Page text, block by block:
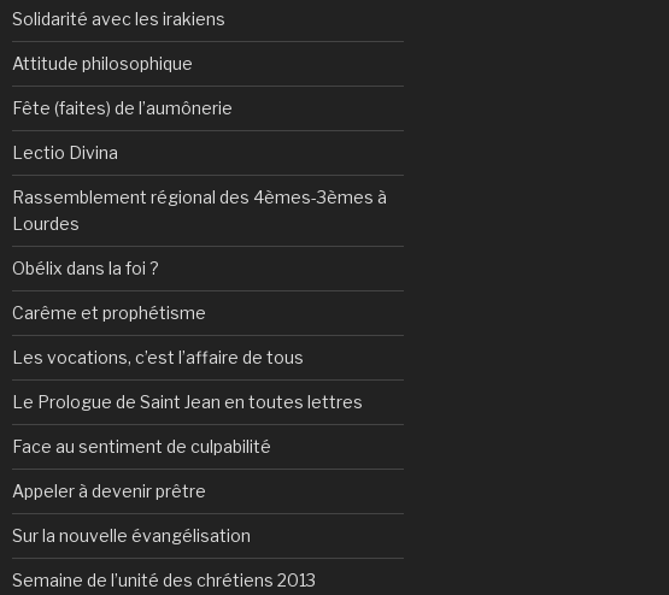
Solidarité avec les irakiens
Attitude philosophique
Fête (faites) de l’aumônerie
Lectio Divina
Rassemblement régional des 4èmes-3èmes à
Lourdes
Obélix dans la foi ?
Carême et prophétisme
Les vocations, c’est l’affaire de tous
Le Prologue de Saint Jean en toutes lettres
Face au sentiment de culpabilité
Appeler à devenir prêtre
Sur la nouvelle évangélisation
Semaine de l’unité des chrétiens 2013